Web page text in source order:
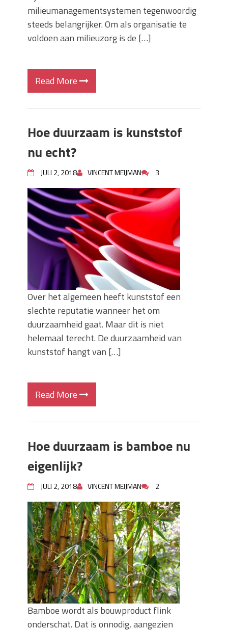
milieumanagementsystemen tegenwoordig
steeds belangrijker. Om als organisatie te
voldoen aan milieuzorg is de […]
Read More
Hoe duurzaam is kunststof
nu echt?
JULI 2, 2018 VINCENT MEIJMAN 3
Over het algemeen heeft kunststof een
slechte reputatie wanneer het om
duurzaamheid gaat. Maar dit is niet
helemaal terecht. De duurzaamheid van
kunststof hangt van […]
Read More
Hoe duurzaam is bamboe nu
eigenlijk?
JULI 2, 2018 VINCENT MEIJMAN 2
Bamboe wordt als bouwproduct flink
onderschat. Dat is onnodig, aangezien